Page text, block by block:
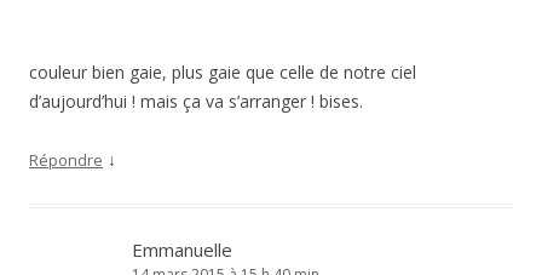
couleur bien gaie, plus gaie que celle de notre ciel
d’aujourd’hui ! mais ça va s’arranger ! bises.
Répondre ↓
Emmanuelle